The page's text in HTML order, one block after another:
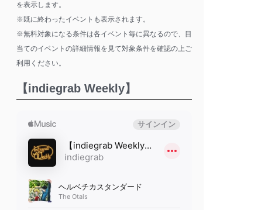
を表示します。
※既に終わったイベントも表示されます。
※無料対象になる条件は各イベント毎に異なるので、目
当てのイベントの詳細情報を見て対象条件を確認の上ご
利用ください。
【indiegrab Weekly】